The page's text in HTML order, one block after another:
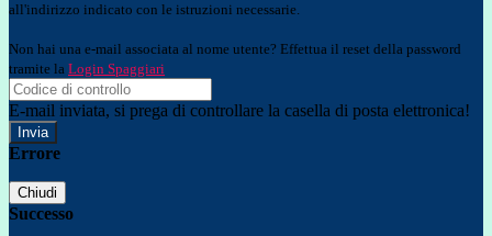
all'indirizzo indicato con le istruzioni necessarie.
Non hai una e-mail associata al nome utente? Effettua il reset della password
tramite la Login Spaggiari
E-mail inviata, si prega di controllare la casella di posta elettronica!
Errore
Chiudi
Successo